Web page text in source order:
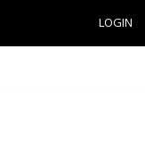
LOGIN